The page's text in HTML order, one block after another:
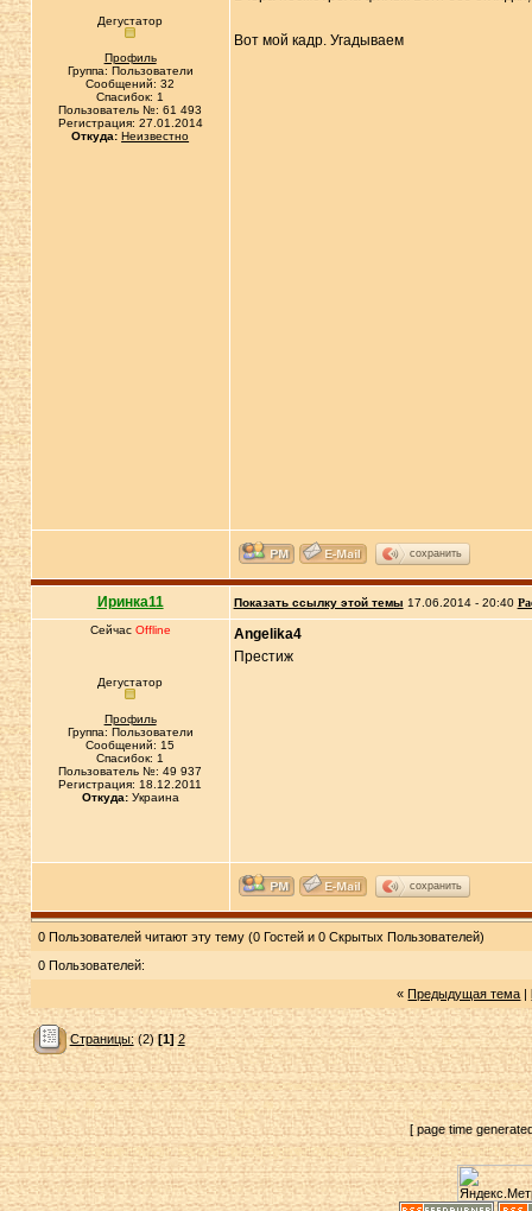
Дегустатор
Профиль
Группа: Пользователи
Сообщений: 32
Спасибок: 1
Пользователь №: 61 493
Регистрация: 27.01.2014
Откуда: Неизвестно
Вот мой кадр. Угадываем
сохранить
Иринка11 Показать ссылку этой темы 17.06.2014 - 20:40
Сейчас Offline
Дегустатор
Профиль
Группа: Пользователи
Сообщений: 15
Спасибок: 1
Пользователь №: 49 937
Регистрация: 18.12.2011
Откуда:Украина
Angelika4
Престиж
сохранить
0 Пользователей читают эту тему (0 Гостей и 0 Скрытых Пользователей)
0 Пользователей:
«Предыдущая тема |
Страницы:(2)[1] 2
[ page time